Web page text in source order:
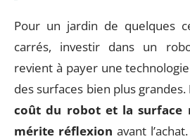
Pour un jardin de quelques
carrés, investir dans un
revient à payer une
des surfaces bien plus grandes.
coût du robot et la surface
mérite réflexion avant